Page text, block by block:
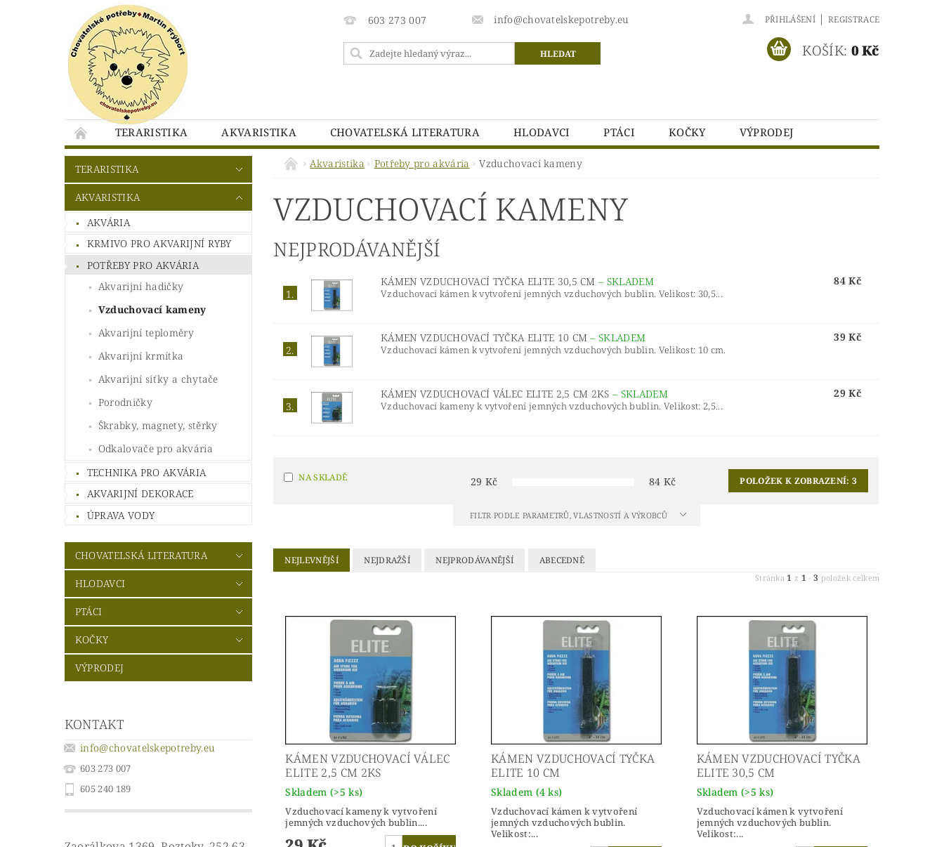
603 273 007 info@chovatelskepotreby.eu PŘIHLÁŠENÍ | REGISTRACE
KOŠÍK: 0 Kč
TERARISTIKA AKVARISTIKA CHOVATELSKÁ LITERATURA HLODAVCI PTÁCI KOČKY
VÝPRODEJ
CHOVATELSKEPOTREBY.EU - KONTAKTY
CHOVATELSKÉ POTŘEBY.EU - PODMÍNKY OCHRANY OSOBNÍCH ÚDAJŮ
CHOVATELSKEPOTREBY.EU - OBCHODNÍ PODMÍNKY
TERARISTIKA
AKVARISTIKA
AKVÁRIA
KRMIVO PRO AKVARIJNÍ RYBY
POTŘEBY PRO AKVÁRIA
Akvarijní hadičky
Vzduchovací kameny
Akvarijní teploměry
Akvarijní krmítka
Akvarijní síťky a chytače
Porodničky
Škrabky, magnety, stěrky
Odkalovače pro akvária
TECHNIKA PRO AKVÁRIA
AKVARIJNÍ DEKORACE
ÚPRAVA VODY
CHOVATELSKÁ LITERATURA
HLODAVCI
PTÁCI
KOČKY
VÝPRODEJ
KONTAKT
info@chovatelskepotreby.eu
603 273 007
605 240 189
Akvaristika Potřeby pro akvária Vzduchovací kameny
VZDUCHOVACÍ KAMENY
NEJPRODÁVANĚJŠÍ
1.
KÁMEN VZDUCHOVACÍ TYČKA ELITE 30,5 CM– SKLADEM
Vzduchovací kámen k vytvoření jemných vzduchových bublin. Velikost: 30,5...
84 Kč
2.
KÁMEN VZDUCHOVACÍ TYČKA ELITE 10 CM– SKLADEM
Vzduchovací kámen k vytvoření jemných vzduchových bublin. Velikost: 10 cm.
39 Kč
3.
KÁMEN VZDUCHOVACÍ VÁLEC ELITE 2,5 CM 2KS– SKLADEM
Vzduchovací kameny k vytvoření jemných vzduchových bublin. Velikost: 2,5...
29 Kč
NA SKLADĚ 29 Kč 84 Kč POLOŽEK K ZOBRAZENÍ:3
FILTR PODLE PARAMETRŮ, VLASTNOSTÍ A VÝROBCŮ
NEJLEVNĚJŠÍ NEJDRAŽŠÍ NEJPRODÁVANĚJŠÍ ABECEDNĚ
Stránka1 z 1 -3 položek celkem
KÁMEN VZDUCHOVACÍ VÁLEC
ELITE 2,5 CM 2KS
Skladem (>5 ks)
Vzduchovací kameny k vytvoření
jemných vzduchových bublin....
KÁMEN VZDUCHOVACÍ TYČKA
ELITE 10 CM
Skladem (4 ks)
Vzduchovací kámen k vytvoření
jemných vzduchových bublin.
Velikost:...
KÁMEN VZDUCHOVACÍ TYČKA
ELITE 30,5 CM
Skladem(>5 ks)
Vzduchovací kámen k vytvoření
jemných vzduchových bublin.
Velikost:...